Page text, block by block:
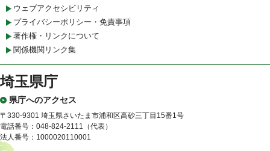
ウェブアクセシビリティ
プライバシーポリシー・免責事項
著作権・リンクについて
関係機関リンク集
埼玉県庁
県庁へのアクセス
〒330-9301 埼玉県さいたま市浦和区高砂三丁目15番1号
電話番号：048-824-2111（代表）
法人番号：1000020110001